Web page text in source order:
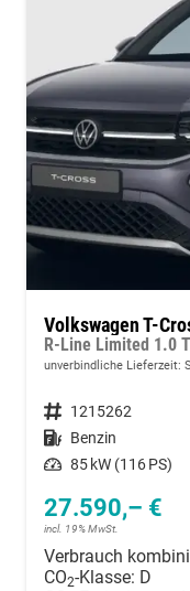
Volkswagen T-
unverbindliche Lieferzeit:
Fahrzeugnummer 1215262
Kraftstoff Benzin
Leistung 85 kW (116 PS)
27.590,– €
incl. 19% MwSt.
Verbrauch
CO2-Klasse: D